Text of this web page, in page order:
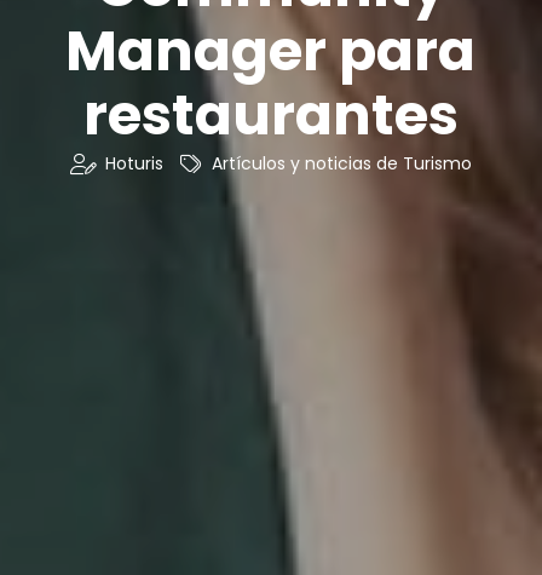
Manager para
restaurantes
Hoturis Artículos y noticias de Turismo